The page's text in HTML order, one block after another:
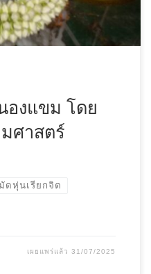
องแขม โดย
ศาสตร์
ดหุ่นเรียกจิต
เผยแพร่แล้ว31/07/2025